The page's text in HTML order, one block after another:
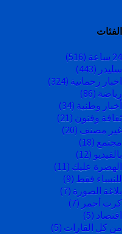
الفئات
24 ساعة
(516)
سليدر (443)
اخبار رحمانية (324)
رياضة (86)
أخبار وطنية (34)
ثقافة وفنون (21)
غير مصنف (20)
مجتمع (18)
بالفيديو (12)
الهضرة عليك (11)
للنساء فقط (9)
بلاغة الصورة (7)
كرت أحمر (7)
اقتصاد (5)
من كل القارات (5)